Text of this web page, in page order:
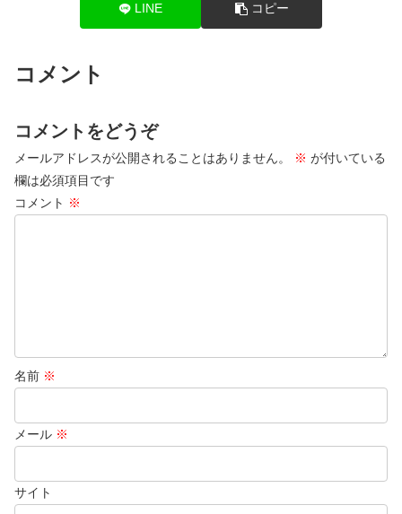
LINE コピー
コメント
コメントをどうぞ
メールアドレスが公開されることはありません。 ※ が付いている
欄は必須項目です
コメント ※
名前 ※
メール ※
サイト